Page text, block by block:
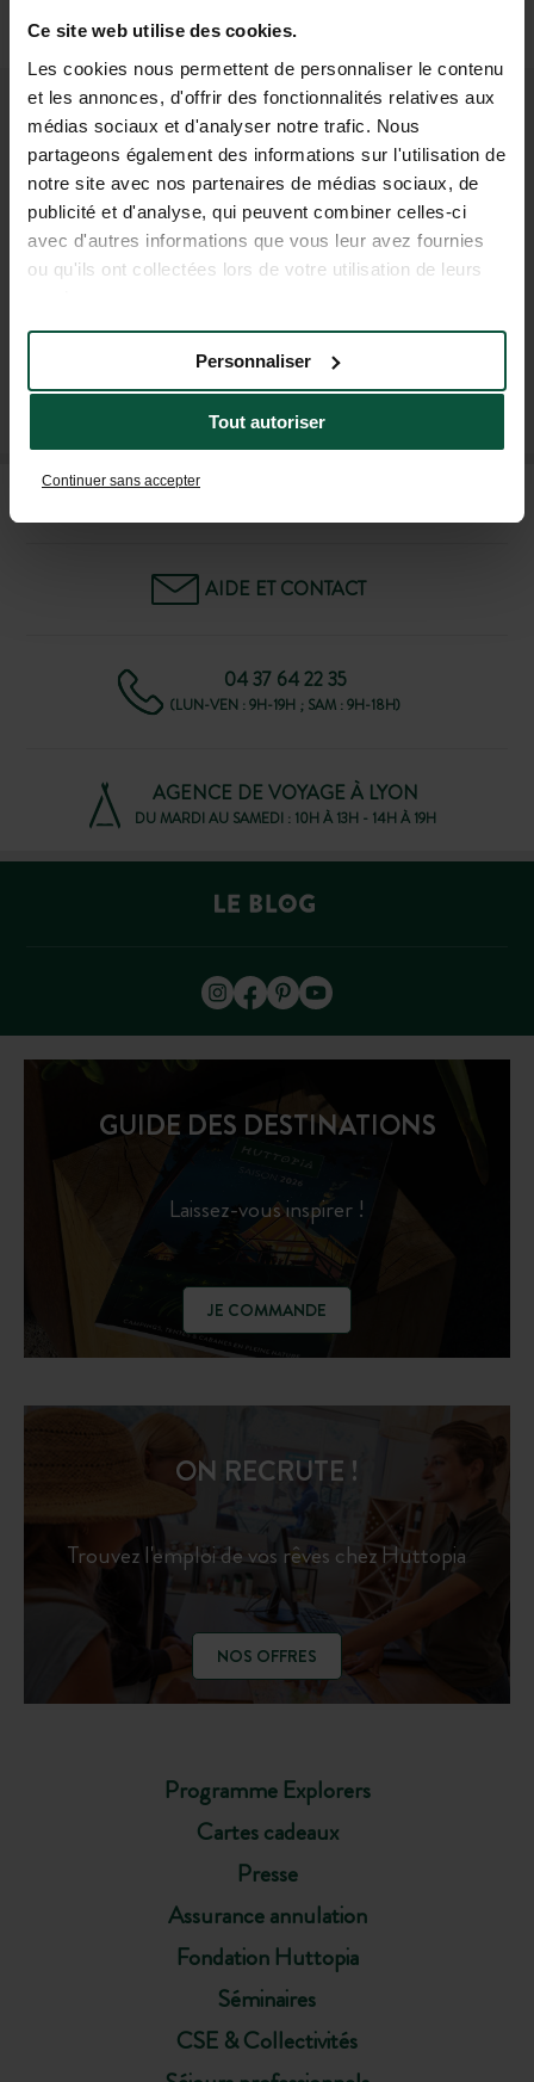
Ce site web utilise des cookies.
Les cookies nous permettent de personnaliser le contenu
et les annonces, d'offrir des fonctionnalités relatives aux
médias sociaux et d'analyser notre trafic. Nous
partageons également des informations sur l'utilisation de
notre site avec nos partenaires de médias sociaux, de
publicité et d'analyse, qui peuvent combiner celles-ci
avec d'autres informations que vous leur avez fournies
ou qu'ils ont collectées lors de votre utilisation de leurs
Tout autoriser
Personnaliser
Continuer sans accepter
Voiture ou taxi
(2h pour Lyon, 1h pour Dijon)
REJOIGNEZ NOTRE
COMMUNAUTÉ
Pour être les premiers informés des actus et des
offres promotionnelles d'Huttopia !
M'INSCRIRE À LA NEWSLETTER
AIDE ET CONTACT
04 37 64 22 35
(LUN-VEN : 9H-19H ; SAM : 9H-18H)
AGENCE DE VOYAGE À LYON
DU MARDI AU SAMEDI : 10H À 13H - 14H À 19H
GUIDE DES DESTINATIONS
Laissez-vous inspirer !
JE COMMANDE
Programme Explorers
Cartes cadeaux
Presse
Assurance annulation
Fondation Huttopia
Séminaires
CSE & Collectivités
ON RECRUTE !
Trouvez l'emploi de vos rêves chez Huttopia
NOS OFFRES